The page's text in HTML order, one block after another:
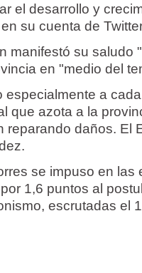
el desarrollo y
su cuenta de
manifestó su saludo
en "medio del
especialmente a
que azota a la
reparando daños. El
se impuso en
1,6 puntos al
escrutadas el